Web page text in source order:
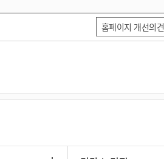
홈페이지 개선의견